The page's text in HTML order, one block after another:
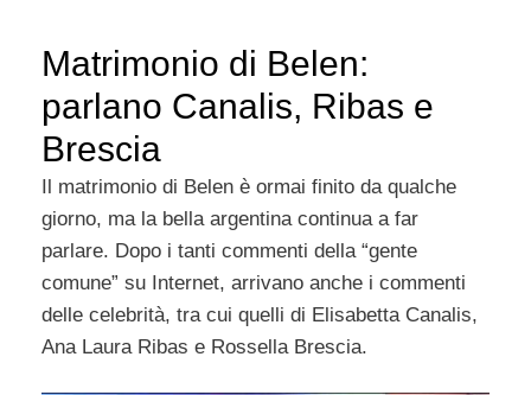
Matrimonio di Belen:
parlano Canalis, Ribas e
Brescia
Il matrimonio di Belen è ormai finito da qualche
giorno, ma la bella argentina continua a far
parlare. Dopo i tanti commenti della “gente
comune” su Internet, arrivano anche i commenti
delle celebrità, tra cui quelli di Elisabetta Canalis,
Ana Laura Ribas e Rossella Brescia.